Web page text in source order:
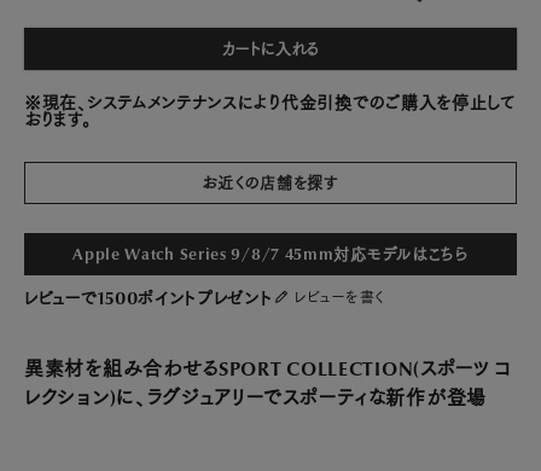
カートに入れる
※現在、システムメンテナンスにより代金引換でのご購入を停止して
おります。
お近くの店舗を探す
Apple Watch Series 9/8/7 45mm対応モデルはこちら
レビューで1500ポイントプレゼント レビューを書く
異素材を組み合わせるSPORT COLLECTION(スポーツ コ
レクション)に、ラグジュアリーでスポーティな新作が登場